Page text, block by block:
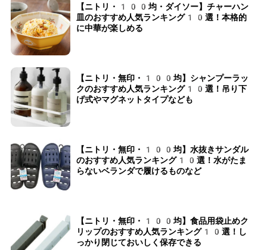
【ニトリ・100均・ダイソー】チャーハン
皿のおすすめ人気ランキング10選！本格的
に中華が楽しめる
【ニトリ・無印・100均】シャンプーラッ
クのおすすめ人気ランキング10選！吊り下
げ式やマグネットタイプなども
【ニトリ・無印・100均】水抜きサンダル
のおすすめ人気ランキング10選！水がたま
らないベランダで履けるものなど
【ニトリ・無印・100均】食品用袋止めク
リップのおすすめ人気ランキング10選！し
っかり閉じておいしく保存できる